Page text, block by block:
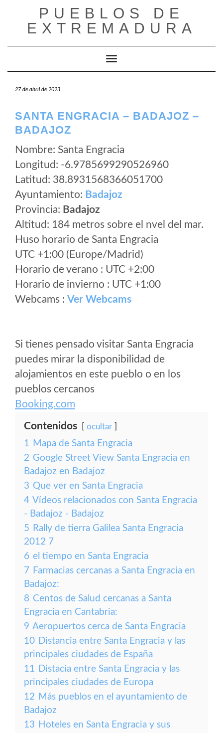
contenido
PUEBLOS DE
EXTREMADURA
Cambiar modo de navegación
27 de abril de 2023
SANTA ENGRACIA – BADAJOZ –
BADAJOZ
Nombre: Santa Engracia
Longitud: -6.9785699290526960
Latitud: 38.8931568366051700
Ayuntamiento: Badajoz
Provincia: Badajoz
Altitud: 184 metros sobre el nvel del mar.
Huso horario de Santa Engracia
UTC +1:00 (Europe/Madrid)
Horario de verano : UTC +2:00
Horario de invierno : UTC +1:00
Webcams : Ver Webcams
Si tienes pensado visitar Santa Engracia
puedes mirar la disponibilidad de
alojamientos en este pueblo o en los
pueblos cercanos
Booking.com
Contenidos ocultar
1 Mapa de Santa Engracia
2 Google Street View Santa Engracia en
Badajoz en Badajoz
3 Que ver en Santa Engracia
4 Vídeos relacionados con Santa Engracia
- Badajoz - Badajoz
5 Rally de tierra Galilea Santa Engracia
2012 7
6 el tiempo en Santa Engracia
7 Farmacias cercanas a Santa Engracia en
Badajoz:
8 Centos de Salud cercanas a Santa
Engracia en Cantabria:
9 Aeropuertos cerca de Santa Engracia
10 Distancia entre Santa Engracia y las
principales ciudades de España
11 Distacia entre Santa Engracia y las
principales ciudades de Europa
12 Más pueblos en el ayuntamiento de
Badajoz
13 Hoteles en Santa Engracia y sus